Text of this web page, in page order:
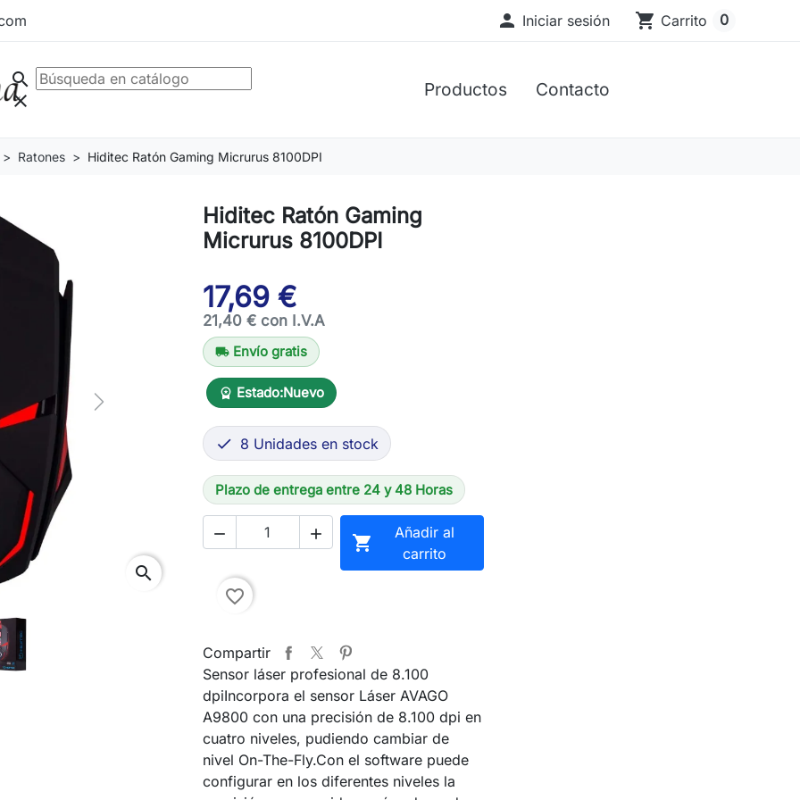
 Iniciar sesión shopping_cart Carrito 0
Productos Contacto
search
clear
Ratones Hiditec Ratón Gaming Micrurus 8100DPI
Next
search
Hiditec Ratón Gaming
Micrurus 8100DPI
17,69 €
21,40 € con I.V.A
local_shipping Envío gratis
workspace_premium Estado:Nuevo
 8 Unidades en stock
Plazo de entrega entre 24 y 48 Horas
  
Añadir al
carrito
favorite_border
Compartir
Sensor láser profesional de 8.100
dpiIncorpora el sensor Láser AVAGO
A9800 con una precisión de 8.100 dpi en
cuatro niveles, pudiendo cambiar de
nivel On-The-Fly.Con el software puede
configurar en los diferentes niveles la